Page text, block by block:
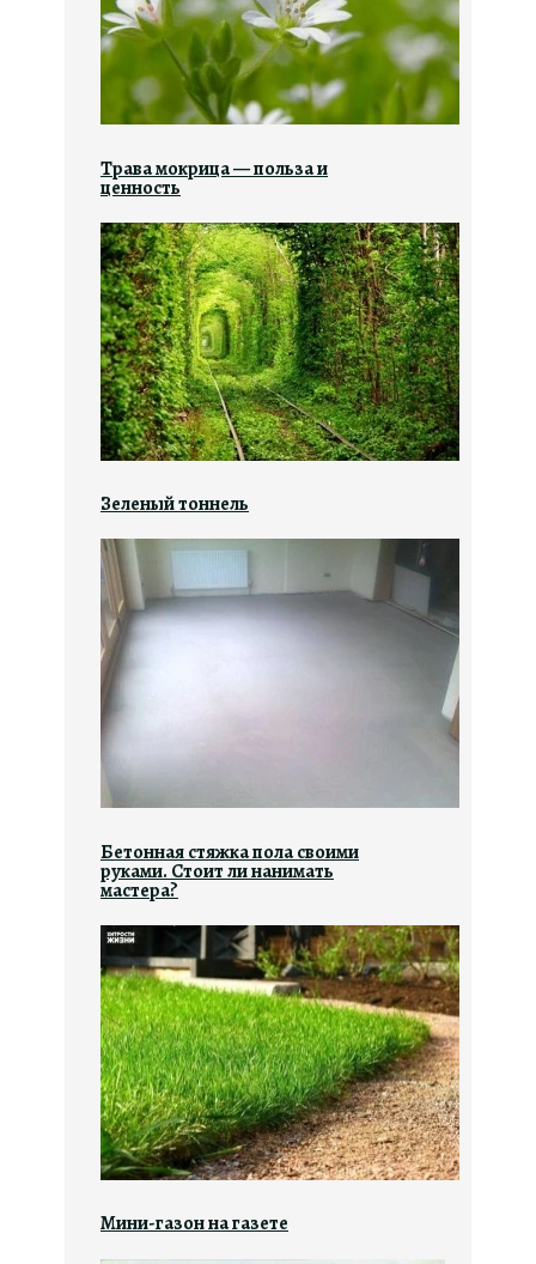
Трава мокрица — польза и
ценность
Зеленый тоннель
Бетонная стяжка пола своими
руками. Стоит ли нанимать
мастера?
Мини-газон на газете